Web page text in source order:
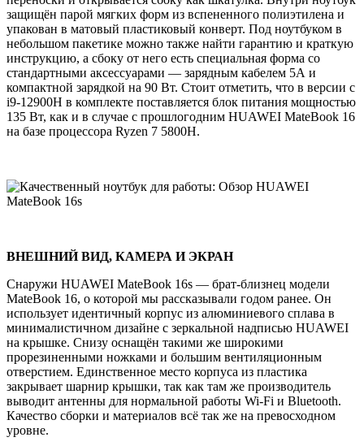
защищён парой мягких форм из вспененного полиэтилена и
упакован в матовый пластиковый конверт. Под ноутбуком в
небольшом пакетике можно также найти гарантию и краткую
инструкцию, а сбоку от него есть специальная форма со
стандартными аксессуарами — зарядным кабелем 5А и
компактной зарядкой на 90 Вт. Стоит отметить, что в версии с
i9-12900H в комплекте поставляется блок питания мощностью
135 Вт, как и в случае с прошлогодним HUAWEI MateBook 16
на базе процессора Ryzen 7 5800H.
ВНЕШНИЙ ВИД, КАМЕРА И ЭКРАН
Снаружи HUAWEI MateBook 16s — брат-близнец модели
MateBook 16, о которой мы рассказывали годом ранее. Он
использует идентичный корпус из алюминиевого сплава в
минималистичном дизайне с зеркальной надписью HUAWEI
на крышке. Снизу оснащён такими же широкими
прорезиненными ножками и большим вентиляционным
отверстием. Единственное место корпуса из пластика
закрывает шарнир крышки, так как там же производитель
выводит антенны для нормальной работы Wi-Fi и Bluetooth.
Качество сборки и материалов всё так же на превосходном
уровне.